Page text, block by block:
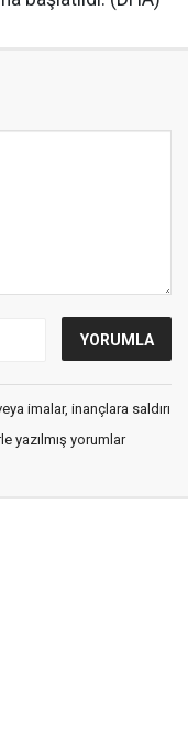
imalar, inançlara saldırı
yazılmış yorumlar